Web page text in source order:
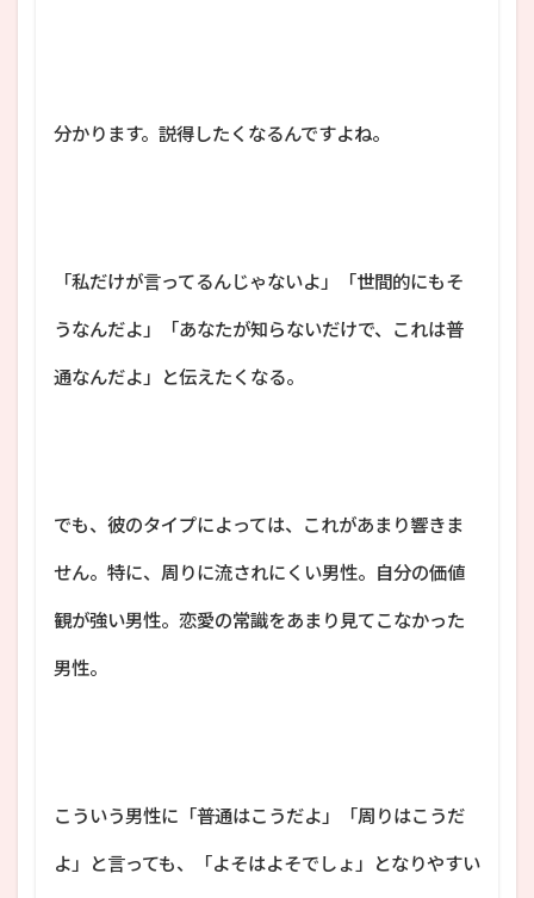
分かります。説得したくなるんですよね。
「私だけが言ってるんじゃないよ」「世間的にもそ
うなんだよ」「あなたが知らないだけで、これは普
通なんだよ」と伝えたくなる。
でも、彼のタイプによっては、これがあまり響きま
せん。特に、周りに流されにくい男性。自分の価値
観が強い男性。恋愛の常識をあまり見てこなかった
男性。
こういう男性に「普通はこうだよ」「周りはこうだ
よ」と言っても、「よそはよそでしょ」となりやすい